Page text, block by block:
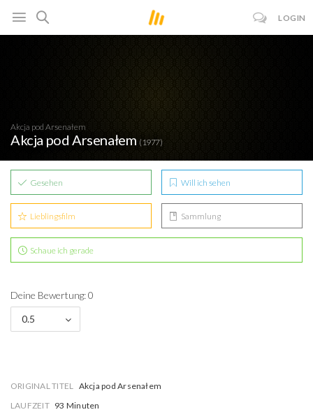
LOGIN
Akcja pod Arsenałem
Akcja pod Arsenałem (1977)
Gesehen Will ich sehen
Lieblingsfilm Sammlung
Schaue ich gerade
Deine Bewertung: 0
0.5
ORIGINAL TITEL Akcja pod Arsenałem
LAUFZEIT 93 Minuten